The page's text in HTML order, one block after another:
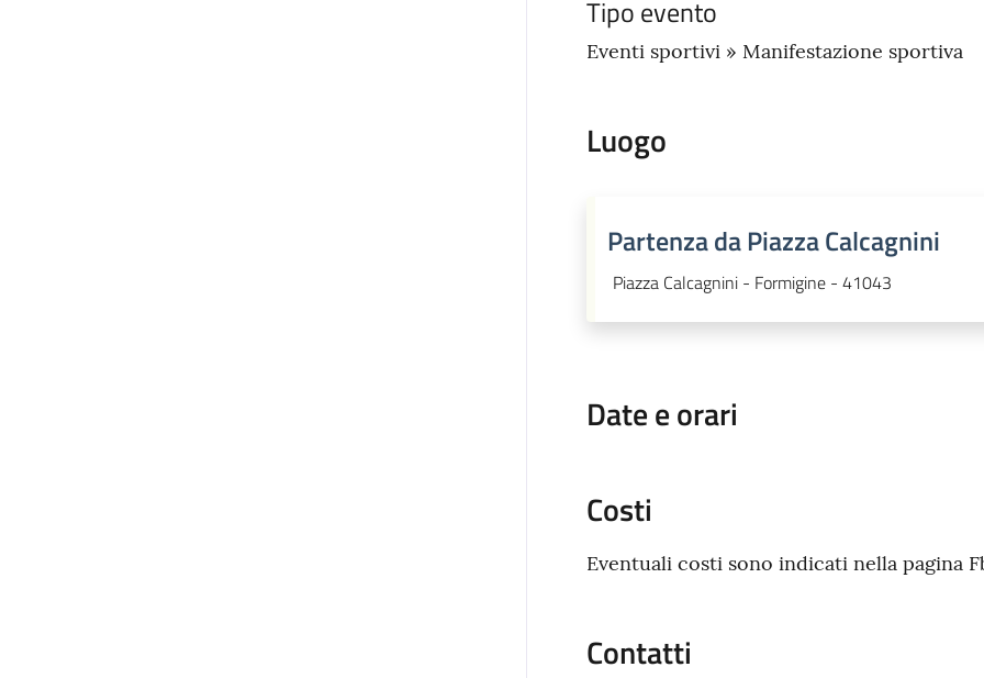
Tipo evento
Eventi sportivi » Manifestazione sportiva
Luogo
Partenza da Piazza Calcagnini
Piazza Calcagnini - Formigine - 41043
Date e orari
Costi
Eventuali costi sono indicati nella pagina
Contatti